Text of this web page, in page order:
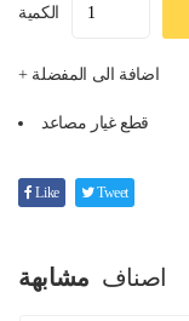
الكمية
+ اضافة الى المفضلة
قطع غيار مصاعد
Like Tweet
اصناف مشابهة